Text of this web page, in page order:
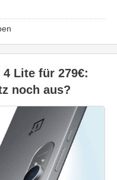
Lite für 279€:
noch aus?